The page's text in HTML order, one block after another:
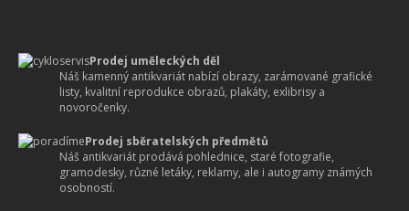
Prodej uměleckých děl
Náš kamenný antikvariát nabízí obrazy, zarámované grafické
listy, kvalitní reprodukce obrazů, plakáty, exlibrisy a
novoročenky.
Prodej sběratelských předmětů
Náš antikvariát prodává pohlednice, staré fotografie,
gramodesky, různé letáky, reklamy, ale i autogramy známých
osobností.